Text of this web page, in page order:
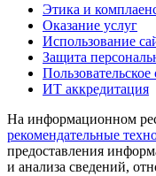
Этика и
Оказание услуг
Использование
Защита
ИТ аккредитация
На информационном
рекомендательные
предоставления
и анализа сведений,